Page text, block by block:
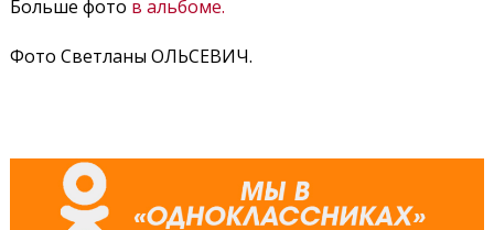
Больше фото в альбоме.
Фото Светланы ОЛЬСЕВИЧ.